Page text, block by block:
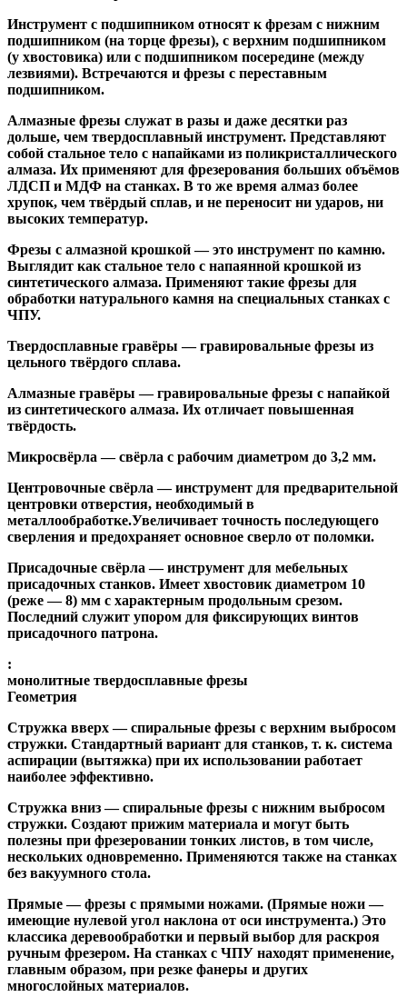
Инструмент с подшипником относят к фрезам с нижним
подшипником (на торце фрезы), с верхним подшипником
(у хвостовика) или с подшипником посередине (между
лезвиями). Встречаются и фрезы с переставным
подшипником.
Алмазные фрезы служат в разы и даже десятки раз
дольше, чем твердосплавный инструмент. Представляют
собой стальное тело с напайками из поликристаллического
алмаза. Их применяют для фрезерования больших объёмов
ЛДСП и МДФ на станках. В то же время алмаз более
хрупок, чем твёрдый сплав, и не переносит ни ударов, ни
высоких температур.
Фрезы с алмазной крошкой— это инструмент по камню.
Выглядит как стальное тело с напаянной крошкой из
синтетического алмаза. Применяют такие фрезы для
обработки натурального камня на специальных станках с
ЧПУ.
Твердосплавные гравёры — гравировальные фрезы из
цельного твёрдого сплава.
Алмазные гравёры — гравировальные фрезы с напайкой
из синтетического алмаза. Их отличает повышенная
твёрдость.
Микросвёрла — свёрла с рабочим диаметром до 3,2 мм.
Центровочные свёрла — инструмент для предварительной
центровки отверстия, необходимый в
металлообработке.Увеличивает точность последующего
сверления и предохраняет основное сверло от поломки.
Присадочные свёрла — инструмент для мебельных
присадочных станков. Имеет хвостовик диаметром 10
(реже — 8) мм с характерным продольным срезом.
Последний служит упором для фиксирующих винтов
присадочного патрона.
:
монолитные твердосплавные фрезы
Геометрия
Стружка вверх— спиральные фрезы с верхним выбросом
стружки. Стандартный вариант для станков, т. к. система
аспирации (вытяжка) при их использовании работает
наиболее эффективно.
Стружка вниз— спиральные фрезы с нижним выбросом
стружки. Создают прижим материала и могут быть
полезны при фрезеровании тонких листов, в том числе,
нескольких одновременно. Применяются также на станках
без вакуумного стола.
Прямые— фрезы с прямыми ножами. (Прямые ножи —
имеющие нулевой угол наклона от оси инструмента.) Это
классика деревообработки и первый выбор для раскроя
ручным фрезером. На станках с ЧПУ находят применение,
главным образом, при резке фанеры и других
многослойных материалов.